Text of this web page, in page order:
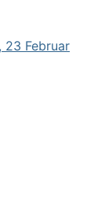
23 Februar